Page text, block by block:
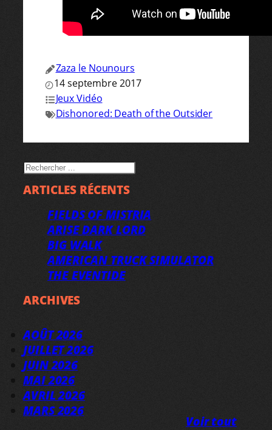
Zaza le Nounours
14 septembre 2017
Jeux Vidéo
Dishonored: Death of the Outsider
RECHERCHER
ARTICLES RÉCENTS
FIELDS OF MISTRIA
ARISE DARK LORD
BIG WALK
AMERICAN TRUCK SIMULATOR
THE EVENTIDE
ARCHIVES
AOÛT 2026
JUILLET 2026
JUIN 2026
MAI 2026
AVRIL 2026
MARS 2026
Voir tout